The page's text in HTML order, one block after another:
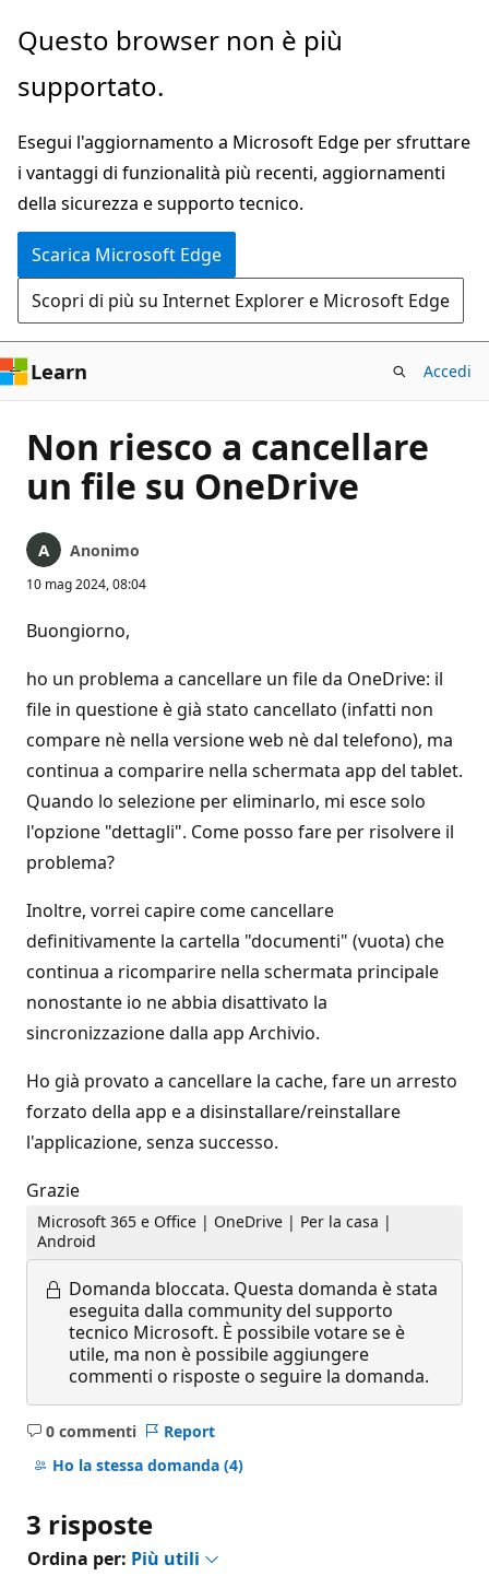
Ignora
passa
contenuto
principale
Questo browser non è più
supportato.
Esegui l'aggiornamento a Microsoft Edge per sfruttare
i vantaggi di funzionalità più recenti, aggiornamenti
della sicurezza e supporto tecnico.
Scarica Microsoft Edge
Scopri di più su Internet Explorer e Microsoft Edge
Learn Accedi
Non riesco a cancellare
un file su OneDrive
Anonimo
10 mag 2024, 08:04
Buongiorno,
ho un problema a cancellare un file da OneDrive: il
file in questione è già stato cancellato (infatti non
compare nè nella versione web nè dal telefono), ma
continua a comparire nella schermata app del tablet.
Quando lo selezione per eliminarlo, mi esce solo
l'opzione "dettagli". Come posso fare per risolvere il
problema?
Inoltre, vorrei capire come cancellare
definitivamente la cartella "documenti" (vuota) che
continua a ricomparire nella schermata principale
nonostante io ne abbia disattivato la
sincronizzazione dalla app Archivio.
Ho già provato a cancellare la cache, fare un arresto
forzato della app e a disinstallare/reinstallare
l'applicazione, senza successo.
Grazie
Microsoft 365 e Office | OneDrive | Per la casa |
Android
Domanda bloccata. Questa domanda è stata
eseguita dalla community del supporto
tecnico Microsoft. È possibile votare se è
utile, ma non è possibile aggiungere
commenti o risposte o seguire la domanda.
0 commenti
Nessun
commento
Report
Ho la stessa domanda (4)
3 risposte
Ordina per: Più utili